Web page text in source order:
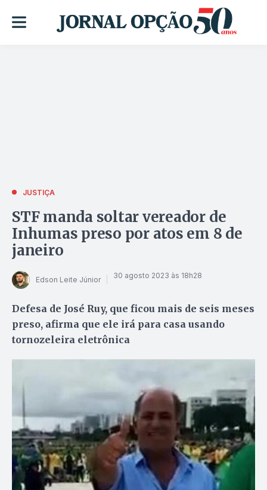
JUSTIÇA
STF manda soltar vereador de
Inhumas preso por atos em 8 de
janeiro
Edson Leite Júnior 30 agosto 2023 às 18h28
Defesa de José Ruy, que ficou mais de seis meses
preso, afirma que ele irá para casa usando
tornozeleira eletrônica